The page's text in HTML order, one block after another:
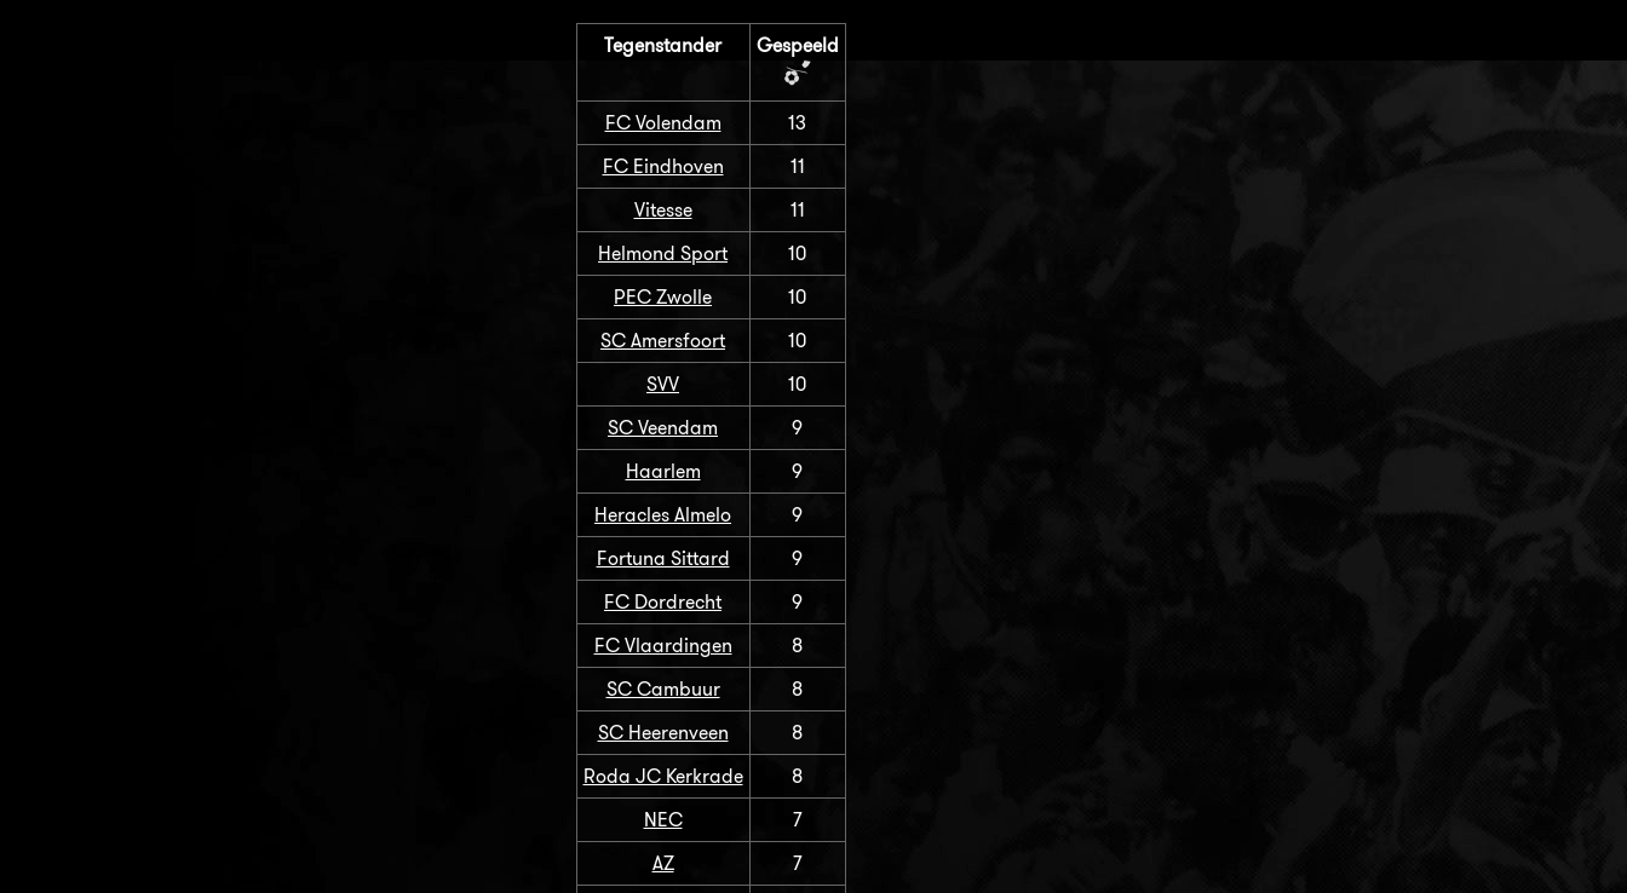
Tegenstander Gespeeld
FC Volendam
13
FC Eindhoven
11
Vitesse
11
Helmond Sport
10
PEC Zwolle
10
SC Amersfoort
10
SVV
10
SC Veendam
9
Haarlem
9
Heracles Almelo
9
Fortuna Sittard
9
FC Dordrecht
9
FC Vlaardingen
8
SC Cambuur
8
SC Heerenveen
8
Roda JC Kerkrade
8
NEC
7
AZ
7